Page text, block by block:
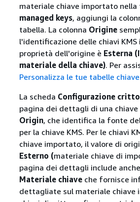
materiale chiave importato nella
managed keys, aggiungi la
tabella. La colonna Origine
l'identificazione delle chiavi KMS
proprietà dell'origine è Esterna
materiale della chiave). Per
Personalizza le tue tabelle chiave
La scheda Configurazione
pagina dei dettagli di una chiave
Origin, che identifica la fonte
per la chiave KMS. Per le chiavi
chiave importato, il valore di
Esterno (materiale chiave di
pagina dei dettagli include
Materiale chiaveche fornisce
dettagliate sul materiale chiave